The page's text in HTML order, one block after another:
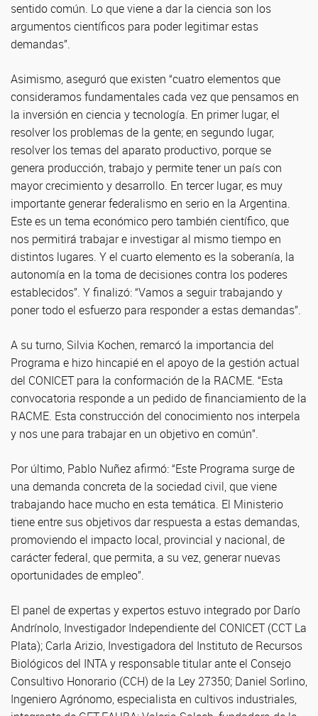
sentido común. Lo que viene a dar la ciencia son los
argumentos científicos para poder legitimar estas
demandas”.
Asimismo, aseguró que existen “cuatro elementos que
consideramos fundamentales cada vez que pensamos en
la inversión en ciencia y tecnología. En primer lugar, el
resolver los problemas de la gente; en segundo lugar,
resolver los temas del aparato productivo, porque se
genera producción, trabajo y permite tener un país con
mayor crecimiento y desarrollo. En tercer lugar, es muy
importante generar federalismo en serio en la Argentina.
Este es un tema económico pero también científico, que
nos permitirá trabajar e investigar al mismo tiempo en
distintos lugares. Y el cuarto elemento es la soberanía, la
autonomía en la toma de decisiones contra los poderes
establecidos”. Y finalizó: “Vamos a seguir trabajando y
poner todo el esfuerzo para responder a estas demandas”.
A su turno, Silvia Kochen, remarcó la importancia del
Programa e hizo hincapié en el apoyo de la gestión actual
del CONICET para la conformación de la RACME. “Esta
convocatoria responde a un pedido de financiamiento de la
RACME. Esta construcción del conocimiento nos interpela
y nos une para trabajar en un objetivo en común”.
Por último, Pablo Nuñez afirmó: “Este Programa surge de
una demanda concreta de la sociedad civil, que viene
trabajando hace mucho en esta temática. El Ministerio
tiene entre sus objetivos dar respuesta a estas demandas,
promoviendo el impacto local, provincial y nacional, de
carácter federal, que permita, a su vez, generar nuevas
oportunidades de empleo”.
El panel de expertas y expertos estuvo integrado por Darío
Andrínolo, Investigador Independiente del CONICET (CCT La
Plata); Carla Arizio, Investigadora del Instituto de Recursos
Biológicos del INTA y responsable titular ante el Consejo
Consultivo Honorario (CCH) de la Ley 27350; Daniel Sorlino,
Ingeniero Agrónomo, especialista en cultivos industriales,